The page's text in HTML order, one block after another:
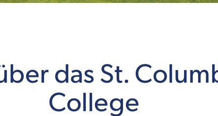
das St.
College